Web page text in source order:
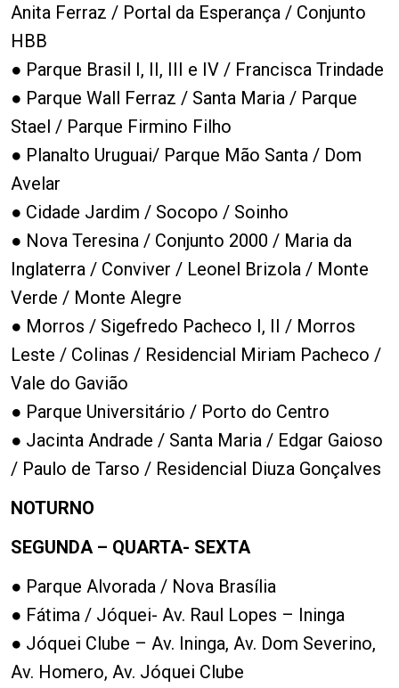
Anita Ferraz / Portal da Esperança / Conjunto
HBB
● Parque Brasil I, II, III e IV / Francisca Trindade
● Parque Wall Ferraz / Santa Maria / Parque
Stael / Parque Firmino Filho
● Planalto Uruguai/ Parque Mão Santa / Dom
Avelar
● Cidade Jardim / Socopo / Soinho
● Nova Teresina / Conjunto 2000 / Maria da
Inglaterra / Conviver / Leonel Brizola / Monte
Verde / Monte Alegre
● Morros / Sigefredo Pacheco I, II / Morros
Leste / Colinas / Residencial Miriam Pacheco /
Vale do Gavião
● Parque Universitário / Porto do Centro
● Jacinta Andrade / Santa Maria / Edgar Gaioso
/ Paulo de Tarso / Residencial Diuza Gonçalves
NOTURNO
SEGUNDA – QUARTA- SEXTA
● Parque Alvorada / Nova Brasília
● Fátima / Jóquei- Av. Raul Lopes – Ininga
● Jóquei Clube – Av. Ininga, Av. Dom Severino,
Av. Homero, Av. Jóquei Clube